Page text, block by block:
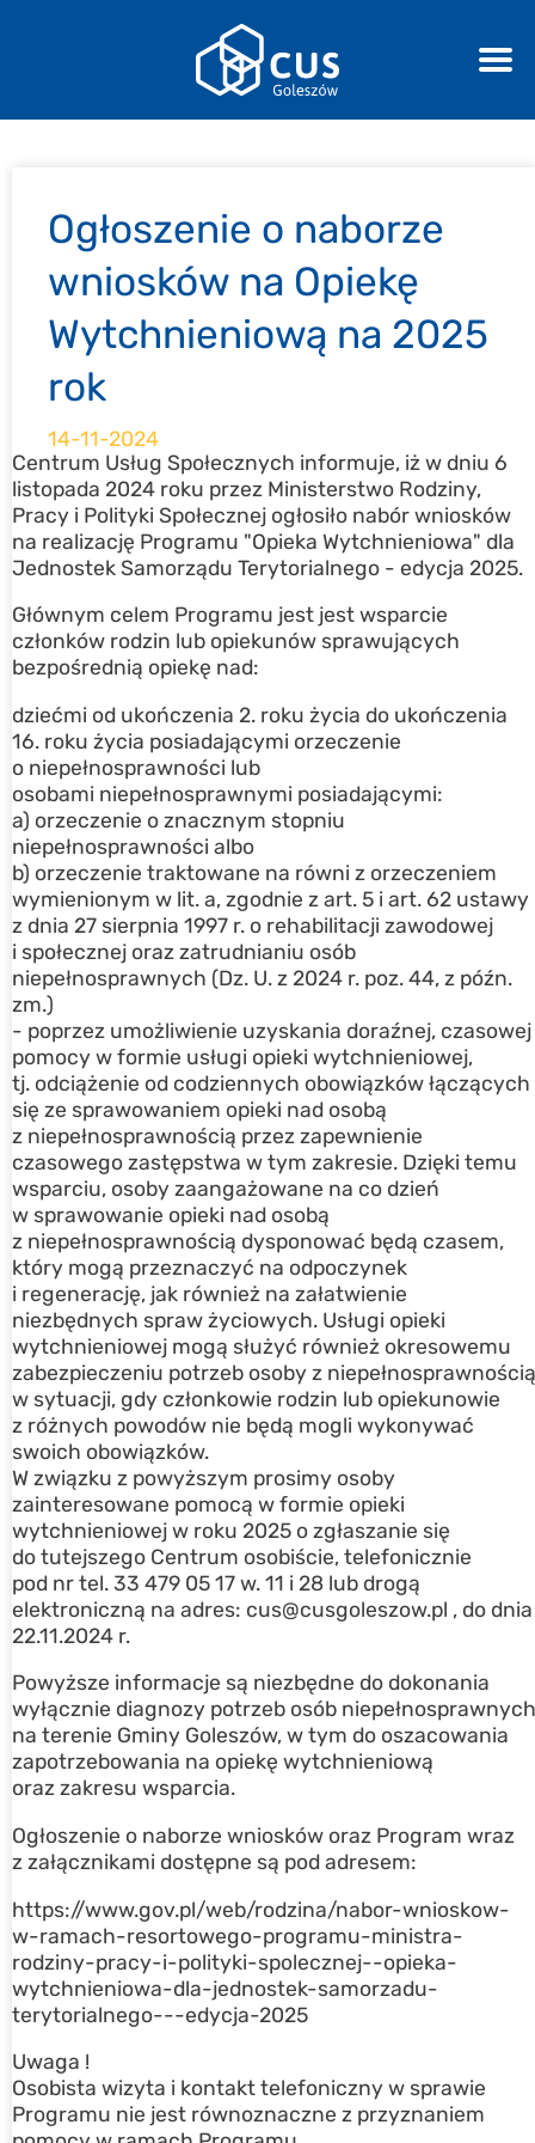
Ogłoszenie o naborze
wniosków na Opiekę
Wytchnieniową na 2025
rok
14-11-2024
Centrum Usług Społecznych informuje, iż w dniu 6
listopada 2024 roku przez Ministerstwo Rodziny,
Pracy i Polityki Społecznej ogłosiło nabór wniosków
na realizację Programu "Opieka Wytchnieniowa" dla
Jednostek Samorządu Terytorialnego - edycja 2025.
Głównym celem Programu jest jest wsparcie
członków rodzin lub opiekunów sprawujących
bezpośrednią opiekę nad:
dziećmi od ukończenia 2. roku życia do ukończenia
16. roku życia posiadającymi orzeczenie
o niepełnosprawności lub
osobami niepełnosprawnymi posiadającymi:
a) orzeczenie o znacznym stopniu
niepełnosprawności albo
b) orzeczenie traktowane na równi z orzeczeniem
wymienionym w lit. a, zgodnie z art. 5 i art. 62 ustawy
z dnia 27 sierpnia 1997 r. o rehabilitacji zawodowej
i społecznej oraz zatrudnianiu osób
niepełnosprawnych (Dz. U. z 2024 r. poz. 44, z późn.
zm.)
- poprzez umożliwienie uzyskania doraźnej, czasowej
pomocy w formie usługi opieki wytchnieniowej,
tj. odciążenie od codziennych obowiązków łączących
się ze sprawowaniem opieki nad osobą
z niepełnosprawnością przez zapewnienie
czasowego zastępstwa w tym zakresie. Dzięki temu
wsparciu, osoby zaangażowane na co dzień
w sprawowanie opieki nad osobą
z niepełnosprawnością dysponować będą czasem,
który mogą przeznaczyć na odpoczynek
i regenerację, jak również na załatwienie
niezbędnych spraw życiowych. Usługi opieki
wytchnieniowej mogą służyć również okresowemu
zabezpieczeniu potrzeb osoby z niepełnosprawnością
w sytuacji, gdy członkowie rodzin lub opiekunowie
z różnych powodów nie będą mogli wykonywać
swoich obowiązków.
W związku z powyższym prosimy osoby
zainteresowane pomocą w formie opieki
wytchnieniowej w roku 2025 o zgłaszanie się
do tutejszego Centrum osobiście, telefonicznie
pod nr tel. 33 479 05 17 w. 11 i 28 lub drogą
elektroniczną na adres: cus@cusgoleszow.pl , do dnia
22.11.2024 r.
Powyższe informacje są niezbędne do dokonania
wyłącznie diagnozy potrzeb osób niepełnosprawnych
na terenie Gminy Goleszów, w tym do oszacowania
zapotrzebowania na opiekę wytchnieniową
oraz zakresu wsparcia.
Ogłoszenie o naborze wniosków oraz Program wraz
z załącznikami dostępne są pod adresem:
https://www.gov.pl/web/rodzina/nabor-wnioskow-
w-ramach-resortowego-programu-ministra-
rodziny-pracy-i-polityki-spolecznej--opieka-
wytchnieniowa-dla-jednostek-samorzadu-
terytorialnego---edycja-2025
Uwaga !
Osobista wizyta i kontakt telefoniczny w sprawie
Programu nie jest równoznaczne z przyznaniem